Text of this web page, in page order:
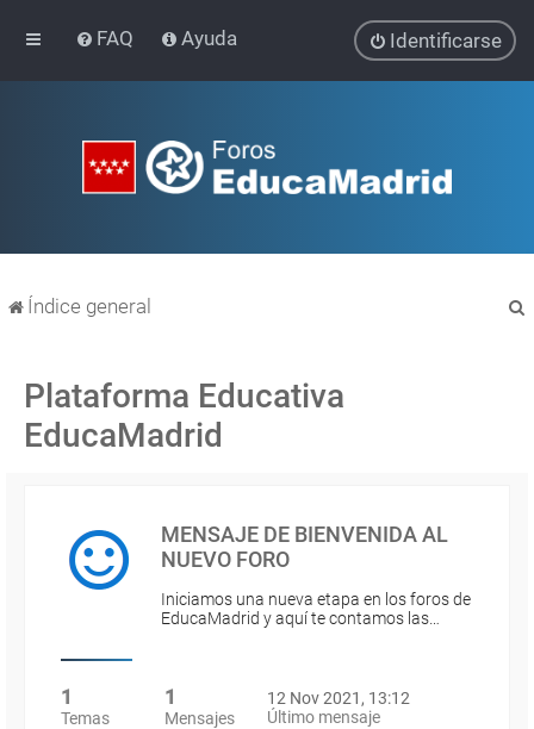
FAQ Ayuda Identificarse
Índice general
Plataforma Educativa
EducaMadrid
MENSAJE DE BIENVENIDA AL
NUEVO FORO
Iniciamos una nueva etapa en los foros de
EducaMadrid y aquí te contamos las…
1
Temas
1
Mensajes
12 Nov 2021, 13:12
Último mensaje